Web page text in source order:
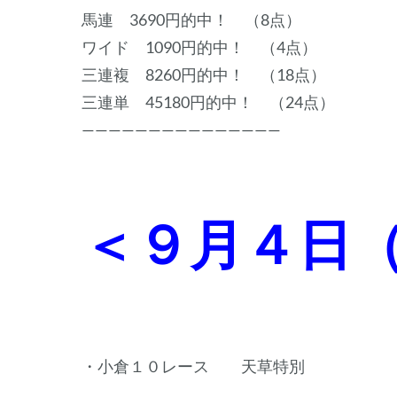
馬連 3690円的中！ （8点）
ワイド 1090円的中！ （4点）
三連複 8260円的中！ （18点）
三連単 45180円的中！ （24点）
———————————————
＜９月４日
・小倉１０レース 天草特別